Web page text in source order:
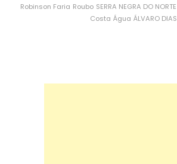
Robinson Faria Roubo SERRA NEGRA DO NORTE
Costa Água ÁLVARO DIAS